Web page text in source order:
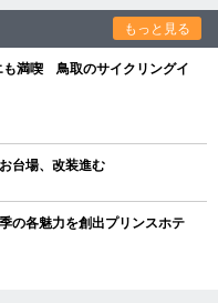
もっと見る
も満喫 鳥取のサイクリングイ
台場、改装進む
の各魅力を創出プリンスホテ